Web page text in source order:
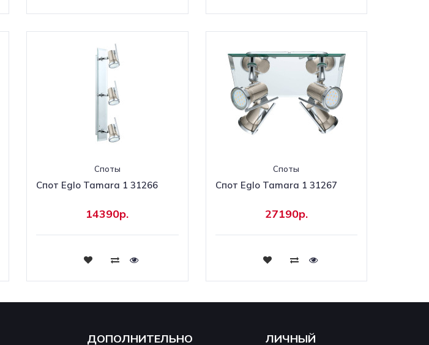
Споты
Cпот Eglo Tamara 1 31266
14390р.
Купить
Споты
Cпот Eglo Tamara 1 31267
27190р.
Купить
ДОПОЛНИТЕЛЬНО
ЛИЧНЫЙ